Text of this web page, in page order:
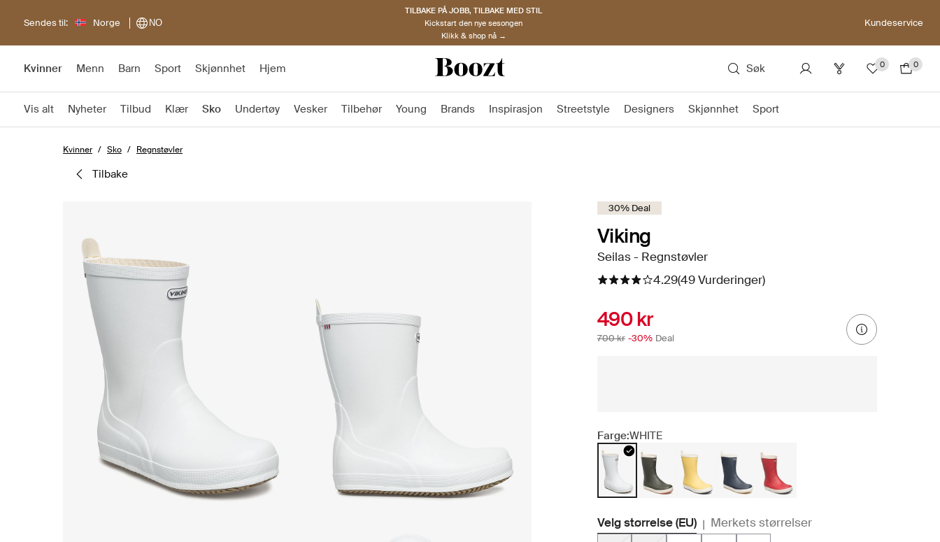
Sendes til: Norge NO
TILBAKE PÅ JOBB, TILBAKE MED STIL
Kickstart den nye sesongen
Klikk & shop nå →
Kundeservice
Kvinner Menn Barn Sport Skjønnhet Hjem Søk 0 0
Vis alt Nyheter Tilbud Klær Sko Undertøy Vesker Tilbehør Young Brands Inspirasjon Streetstyle Designers Skjønnhet Sport
Kvinner Sko Regnstøvler
tilbake
30% Deal
Viking
Seilas - Regnstøvler
4.29(49 Vurderinger)
490 kr
700 kr -30% Deal
Farge:WHITE
Velg størrelse (EU) | Merkets størrelser